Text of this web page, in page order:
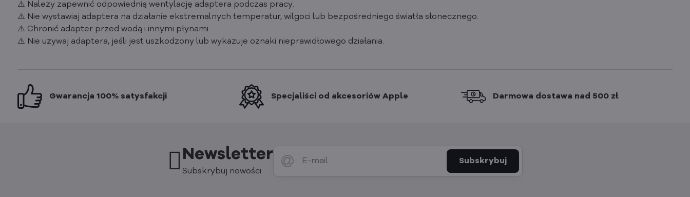
⚠️ Należy zapewnić odpowiednią wentylację adaptera podczas pracy.
⚠️ Nie wystawiaj adaptera na działanie ekstremalnych temperatur, wilgoci lub bezpośredniego światła słonecznego.
⚠️ Chronić adapter przed wodą i innymi płynami.
⚠️ Nie używaj adaptera, jeśli jest uszkodzony lub wykazuje oznaki nieprawidłowego działania.
Gwarancja 100% satysfakcji Specjaliści od akcesoriów Apple Darmowa dostawa nad 500 zł
Newsletter
Subskrybuj nowości:
Subskrybuj